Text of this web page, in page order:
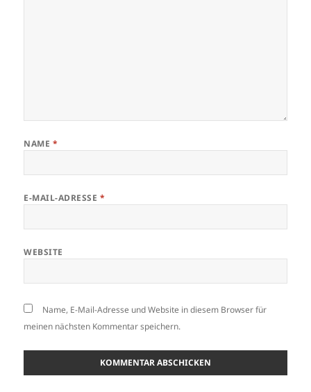
NAME *
E-MAIL-ADRESSE *
WEBSITE
Name, E-Mail-Adresse und Website in diesem Browser für
meinen nächsten Kommentar speichern.